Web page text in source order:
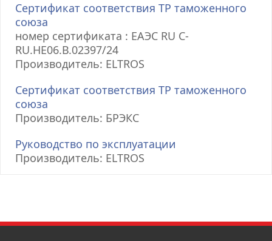
Сертификат соответствия ТР таможенного
союза
номер сертификата : ЕАЭС RU С-
RU.НЕ06.В.02397/24
Производитель: ELTROS
Сертификат соответствия ТР таможенного
союза
Производитель: БРЭКС
Руководство по эксплуатации
Производитель: ELTROS